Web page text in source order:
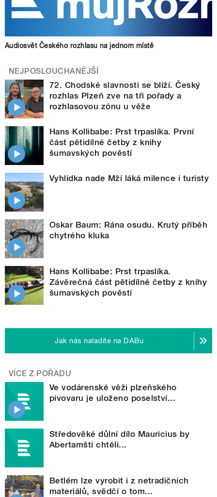
Audiosvět Českého rozhlasu na jednom místě
NEJPOSLOUCHANĚJŠÍ
72. Chodské slavnosti se blíží. Český
rozhlas Plzeň zve na tři pořady a
rozhlasovou zónu u věže
Hans Kollibabe: Prst trpaslíka. První
část pětidílné četby z knihy
šumavských pověstí
Vyhlídka nade Mží láká milence i turisty
Oskar Baum: Rána osudu. Krutý příběh
chytrého kluka
Hans Kollibabe: Prst trpaslíka.
Závěrečná část pětidílné četby z knihy
šumavských pověstí
Jak nás naladíte na DABu
VÍCE Z POŘADU
Ve vodárenské věži plzeňského
pivovaru je uloženo poselství...
Středověké důlní dílo Mauricius by
Abertamští chtěli...
Betlém lze vyrobit i z netradičních
materiálů, svědčí o tom...